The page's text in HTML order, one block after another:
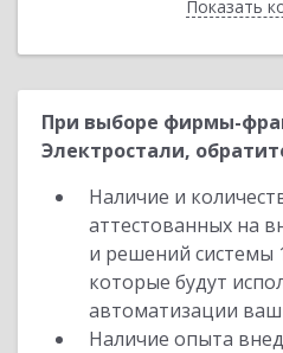
Показать
При выборе фирмы-
Электростали,
Наличие и
аттестованных на
и решений системы
которые будут
автоматизации
Наличие опыта